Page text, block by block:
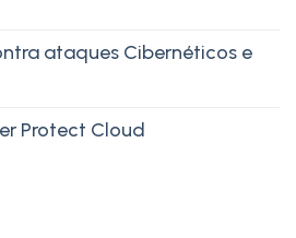
ataques Cibernéticos e
Protect Cloud